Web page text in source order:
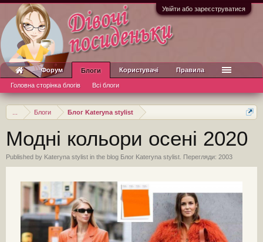
Увійти або зареєструватися
Блоги Блог Kateryna stylist
Модні кольори осені 2020
Published by Kateryna stylist in the blog Блог Kateryna stylist . Перегляди: 2003
Форум Блоги
Головна сторінка блогів Всі блоги
Користувачі Правила